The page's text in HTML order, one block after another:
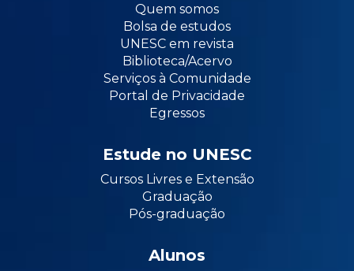
Quem somos
Bolsa de estudos
UNESC em revista
Biblioteca/Acervo
Serviços à Comunidade
Portal de Privacidade
Egressos
Estude no UNESC
Cursos Livres e Extensão
Graduação
Pós-graduação
Alunos